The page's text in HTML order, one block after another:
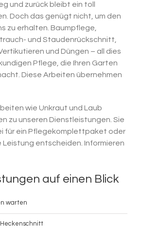
und zurück bleibt ein toll
Doch das genügt nicht, um den
zu erhalten. Baumpflege,
und Staudenrückschnitt,
und Düngen – all dies
Pflege, die Ihren Garten
Diese Arbeiten übernehmen
wie Unkraut und Laub
zu unseren Dienstleistungen. Sie
für ein Pflegekomplettpaket oder
Leistung entscheiden. Informieren
auf einen Blick
warten